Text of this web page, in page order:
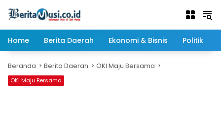
Home
Berita Daerah Ekonomi & Bisnis Politik
Beranda Berita Daerah OKI Maju Bersama
OKI Maju Bersama